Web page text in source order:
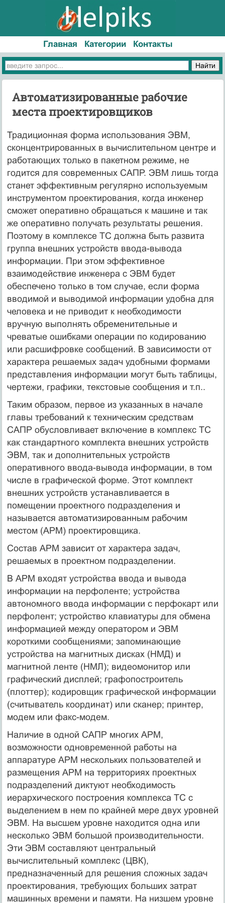
Главная Категории Контакты
Автоматизированные рабочие
места проектировщиков
Традиционная форма использования ЭВМ,
сконцентрированных в вычислительном центре и
работающих только в пакетном режиме, не
годится для современных САПР. ЭВМ лишь тогда
станет эффективным регулярно используемым
инструментом проектирования, когда инженер
сможет оперативно обращаться к машине и так
же оперативно получать результаты решения.
Поэтому в комплексе ТС должна быть развита
группа внешних устройств ввода-вывода
информации. При этом эффективное
взаимодействие инженера с ЭВМ будет
обеспечено только в том случае, если форма
вводимой и выводимой информации удобна для
человека и не приводит к необходимости
вручную выполнять обременительные и
чреватые ошибками операции по кодированию
или расшифровке сообщений. В зависимости от
характера решаемых задач удобными формами
представления информации могут быть таблицы,
чертежи, графики, текстовые сообщения и т.п..
Таким образом, первое из указанных в начале
главы требований к техническим средствам
САПР обусловливает включение в комплекс ТС
как стандартного комплекта внешних устройств
ЭВМ, так и дополнительных устройств
оперативного ввода-вывода информации, в том
числе в графической форме. Этот комплект
внешних устройств устанавливается в
помещении проектного подразделения и
называется автоматизированным рабочим
местом (АРМ) проектировщика.
Состав АРМ зависит от характера задач,
решаемых в проектном подразделении.
В АРМ входят устройства ввода и вывода
информации на перфоленте; устройства
автономного ввода информации с перфокарт или
перфолент; устройство клавиатуры для обмена
информацией между оператором и ЭВМ
короткими сообщениями; запоминающие
устройства на магнитных дисках (НМД) и
магнитной ленте (НМЛ); видеомонитор или
графический дисплей; графопостроитель
(плоттер); кодировщик графической информации
(считыватель координат) или сканер; принтер,
модем или факс-модем.
Наличие в одной САПР многих АРМ,
возможности одновременной работы на
аппаратуре АРМ нескольких пользователей и
размещения АРМ на территориях проектных
подразделений диктуют необходимость
иерархического построения комплекса ТС с
выделением в нем по крайней мере двух уровней
ЭВМ. На высшем уровне находится одна или
несколько ЭВМ большой производительности.
Эти ЭВМ составляют центральный
вычислительный комплекс (ЦВК),
предназначенный для решения сложных задач
проектирования, требующих больших затрат
машинных времени и памяти. На низшем уровне